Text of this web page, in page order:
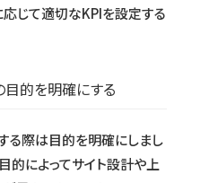
応じて適切なKPIを設定する
目的を明確にする
る際は目的を明確にしまし
的によってサイト設計や上